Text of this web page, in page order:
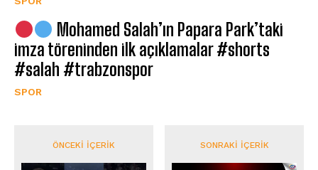
Mohamed Salah’ın Papara Park’taki
imza töreninden ilk açıklamalar #shorts
#salah #trabzonspor
SPOR
ÖNCEKI İÇERIK SONRAKI İÇERIK